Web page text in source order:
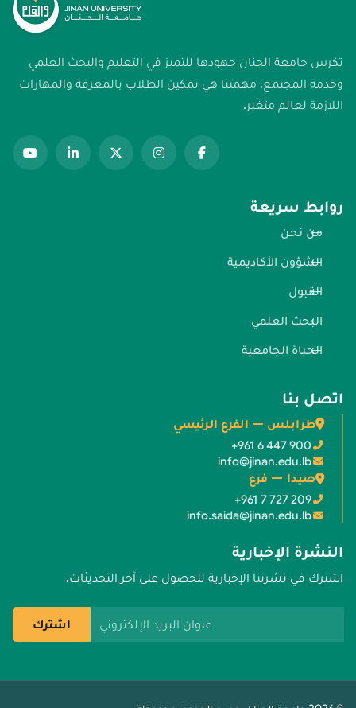
تكرس جامعة الجنان جهودها للتميز في التعليم والبحث العلمي
وخدمة المجتمع. مهمتنا هي تمكين الطلاب بالمعرفة والمهارات
اللازمة لعالم متغير.
روابط سريعة
من نحن
الشؤون الأكاديمية
القبول
البحث العلمي
الحياة الجامعية
اتصل بنا
طرابلس — الفرع الرئيسي
+961 6 447 900
info@jinan.edu.lb
صيدا — فرع
+961 7 727 209
info.saida@jinan.edu.lb
النشرة الإخبارية
اشترك في نشرتنا الإخبارية للحصول على آخر التحديثات.
اشترك